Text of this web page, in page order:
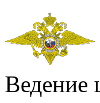
Ведение